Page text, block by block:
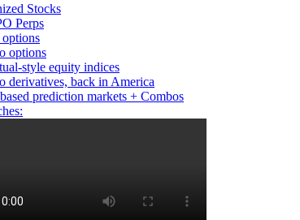
Stocks
Perps
options
style equity indices
derivatives, back in America
prediction markets + Combos